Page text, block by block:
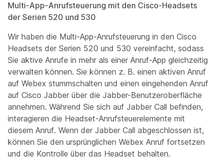
Multi-App-Anrufsteuerung mit den Cisco-Headsets
der Serien 520 und 530
Wir haben die Multi-App-Anrufsteuerung in den Cisco
Headsets der Serien 520 und 530 vereinfacht, sodass
Sie aktive Anrufe in mehr als einer Anruf-App gleichzeitig
verwalten können. Sie können z. B. einen aktiven Anruf
auf Webex stummschalten und einen eingehenden Anruf
auf Cisco Jabber über die Jabber-Benutzeroberfläche
annehmen. Während Sie sich auf Jabber Call befinden,
interagieren die Headset-Anrufsteuerelemente mit
diesem Anruf. Wenn der Jabber Call abgeschlossen ist,
können Sie den ursprünglichen Webex Anruf fortsetzen
und die Kontrolle über das Headset behalten.